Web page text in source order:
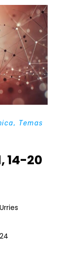
, Temas
14-20